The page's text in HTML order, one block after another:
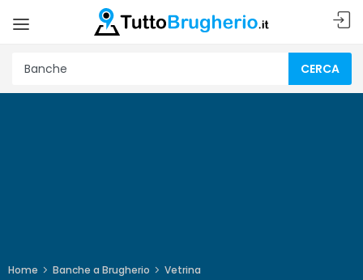
CERCA
Home Banche a Brugherio Vetrina